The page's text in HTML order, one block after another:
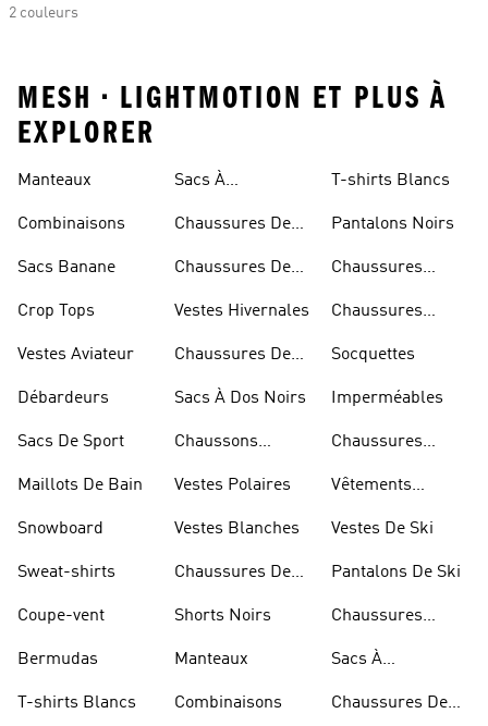
2 couleurs
MESH • LIGHTMOTION ET PLUS À
EXPLORER
Manteaux
Combinaisons
Sacs Banane
Crop Tops
Vestes Aviateur
Débardeurs
Sacs De Sport
Maillots De Bain
Snowboard
Sweat-shirts
Coupe-vent
Bermudas
T-shirts Blancs
Rouges
Sacs À
Chaussures De
Chaussures De
Vestes Hivernales
Chaussures De
Sacs À Dos Noirs
Chaussons
Vestes Polaires
Vestes Blanches
Chaussures De
Shorts Noirs
Manteaux
Combinaisons
T-shirts Blancs
Pantalons Noirs
Chaussures
Chaussures
Socquettes
Imperméables
Chaussures
Vêtements
Vestes De Ski
Pantalons De Ski
Chaussures
Sacs À
Chaussures De